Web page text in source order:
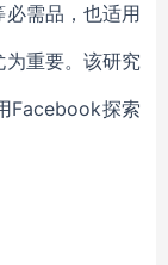
需品，也适用
重要。该研究
Facebook探索